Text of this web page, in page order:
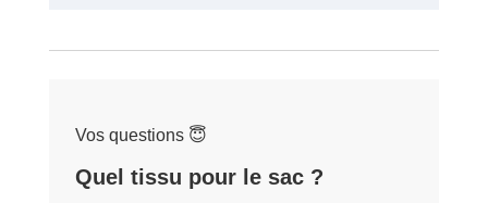
Vos questions 😇
Quel tissu pour le sac ?